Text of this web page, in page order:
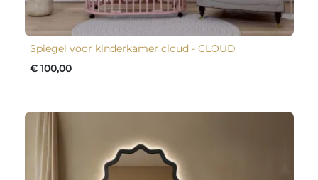
Spiegel voor kinderkamer cloud - CLOUD
€ 100,00